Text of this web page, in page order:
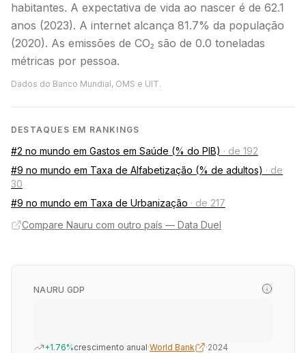
habitantes. A expectativa de vida ao nascer é de 62.1
anos (2023). A internet alcança 81.7% da população
(2020). As emissões de CO₂ são de 0.0 toneladas
métricas por pessoa.
Dados do Banco Mundial, OMS e UIT.
DESTAQUES EM RANKINGS
#2 no mundo em Gastos em Saúde (% do PIB) · de 192
#9 no mundo em Taxa de Alfabetização (% de adultos) · de
30
#9 no mundo em Taxa de Urbanização · de 217
Compare Nauru com outro país — Data Duel
NAURU GDP
+1.76%crescimento anual·World Bank ·2024